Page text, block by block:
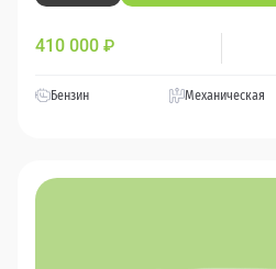
410 000 ₽
Бензин Механическая